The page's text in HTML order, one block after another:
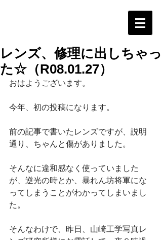
レンズ、修理に出しちゃっ
た☆（R08.01.27）
おはようございます。
今年、初の投稿になります。
前の記事で書いたレンズですが、説明
通り、ちゃんと傷がありました。
そんなに違和感なく使っていました
が、逆光の時とか、暴れん坊将軍にな
ってしまうことがわかってしまいまし
た。
そんなわけで、昨日、山崎工学写真レ